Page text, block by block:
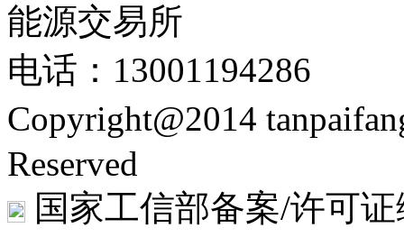
能源交易所
电话：13001194286
Copyright@2014
Reserved
国家工信部备案/许可